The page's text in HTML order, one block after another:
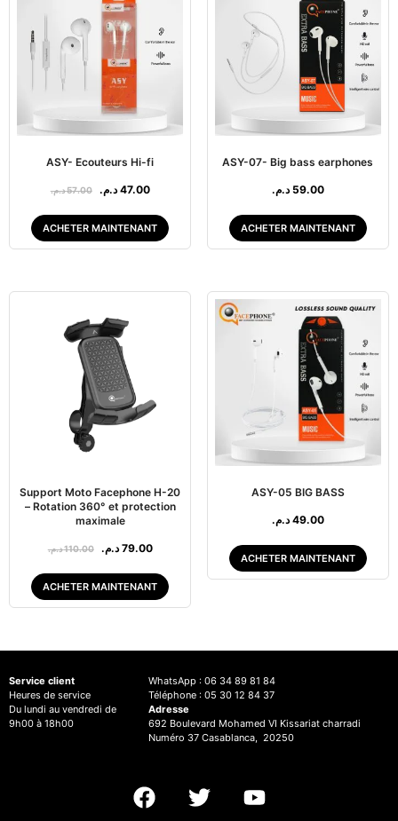
ASY- Ecouteurs Hi-fi
57.00د.م. 47.00 د.م.
ACHETER MAINTENANT
ASY-07- Big bass earphones
59.00 د.م.
ACHETER MAINTENANT
Support Moto Facephone H-20
– Rotation 360° et protection
maximale
110.00د.م. 79.00 د.م.
ACHETER MAINTENANT
ASY-05 BIG BASS
49.00 د.م.
ACHETER MAINTENANT
Service client
Heures de service
Du lundi au vendredi de
9h00 à 18h00
WhatsApp : 06 34 89 81 84
Téléphone : 05 30 12 84 37
Adresse
692 Boulevard Mohamed VI Kissariat charradi
Numéro 37 Casablanca, 20250